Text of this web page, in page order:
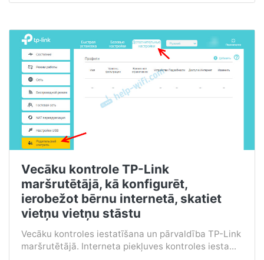
Vecāku kontrole TP-Link
maršrutētājā, kā konfigurēt,
ierobežot bērnu internetā, skatiet
vietņu vietņu stāstu
Vecāku kontroles iestatīšana un pārvaldība TP-Link
maršrutētājā. Interneta piekļuves kontroles iesta...